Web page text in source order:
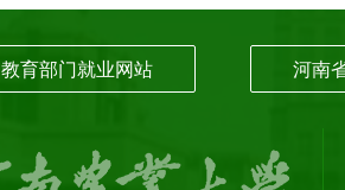
教育部门就业网站 河南